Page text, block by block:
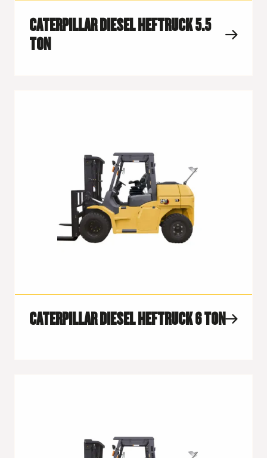
CATERPILLAR DIESEL HEFTRUCK 5.5
TON
CATERPILLAR DIESEL HEFTRUCK 6 TON